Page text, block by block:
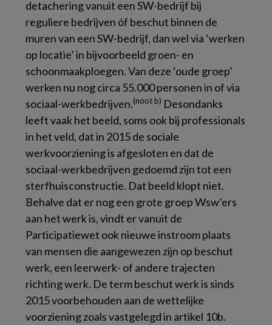
detachering vanuit een SW-bedrijf bij
reguliere bedrijven óf beschut binnen de
muren van een SW-bedrijf, dan wel via ‘werken
op locatie’ in bijvoorbeeld groen- en
schoonmaakploegen. Van deze ‘oude groep’
werken nu nog circa 55.000 personen in of via
sociaal-werkbedrijven.(noot b) Desondanks
leeft vaak het beeld, soms ook bij professionals
in het veld, dat in 2015 de sociale
werkvoorziening is afgesloten en dat de
sociaal-werkbedrijven gedoemd zijn tot een
sterfhuisconstructie. Dat beeld klopt niet.
Behalve dat er nog een grote groep Wsw’ers
aan het werk is, vindt er vanuit de
Participatiewet ook nieuwe instroom plaats
van mensen die aangewezen zijn op beschut
werk, een leerwerk- of andere trajecten
richting werk. De term beschut werk is sinds
2015 voorbehouden aan de wettelijke
voorziening zoals vastgelegd in artikel 10b.